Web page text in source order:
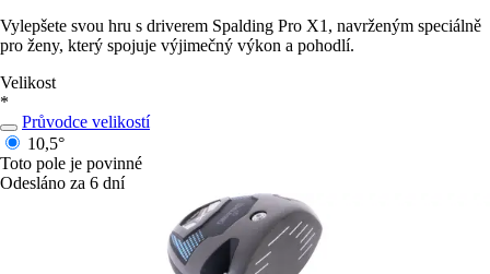
Vylepšete svou hru s driverem Spalding Pro X1, navrženým speciálně
pro ženy, který spojuje výjimečný výkon a pohodlí.
Velikost
*
Průvodce velikostí
10,5°
Toto pole je povinné
Odesláno za 6 dní